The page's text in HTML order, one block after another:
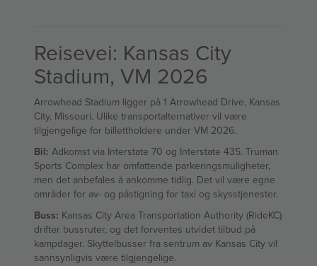
Reisevei: Kansas City
Stadium, VM 2026
Arrowhead Stadium ligger på 1 Arrowhead Drive, Kansas
City, Missouri. Ulike transportalternativer vil være
tilgjengelige for billettholdere under VM 2026.
Bil: Adkomst via Interstate 70 og Interstate 435. Truman
Sports Complex har omfattende parkeringsmuligheter,
men det anbefales å ankomme tidlig. Det vil være egne
områder for av- og påstigning for taxi og skysstjenester.
Buss: Kansas City Area Transportation Authority (RideKC)
drifter bussruter, og det forventes utvidet tilbud på
kampdager. Skyttelbusser fra sentrum av Kansas City vil
sannsynligvis være tilgjengelige.